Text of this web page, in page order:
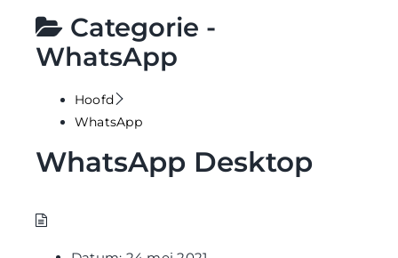
Categorie -
WhatsApp
Hoofd
WhatsApp
WhatsApp Desktop